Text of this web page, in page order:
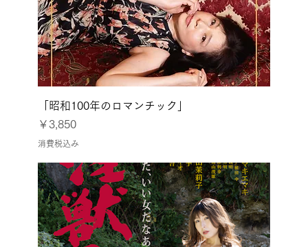
「昭和100年のロマンチック」
価格
￥3,850
消費税込み